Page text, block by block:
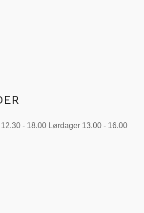
- 18.00 Lørdager 13.00 - 16.00